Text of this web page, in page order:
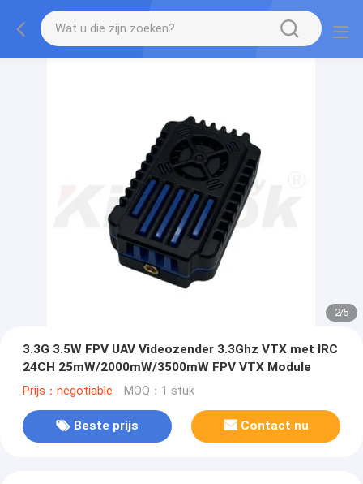
2/5
3.3G 3.5W FPV UAV Videozender 3.3Ghz VTX met IRC
24CH 25mW/2000mW/3500mW FPV VTX Module
Prijs：negotiable MOQ：1 stuk
Beste prijs Contact nu